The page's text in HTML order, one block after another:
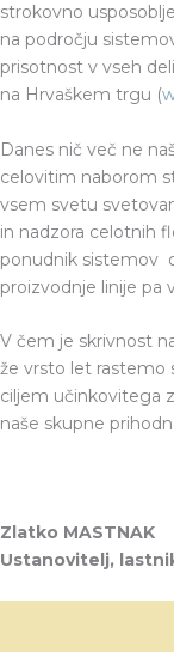
strokovno
na področju
prisotnost v vseh
na Hrvaškem trgu (
Danes nič več ne
celovitim naborom
vsem svetu
in nadzora celotnih
ponudnik sistemov
proizvodnje linije pa
V čem je skrivnost
že vrsto let rastemo
ciljem učinkovitega
naše skupne
Zlatko MASTNAK
Ustanovitelj,